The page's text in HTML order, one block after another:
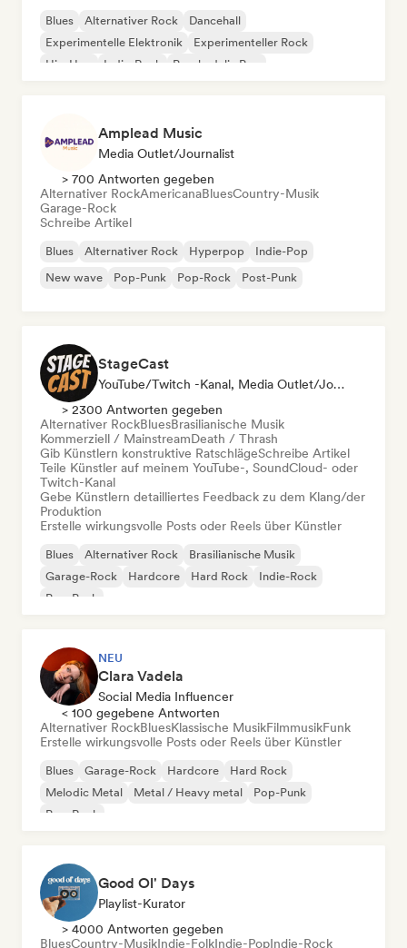
Blues Alternativer Rock
Dancehall
Experimentelle Elektronik
Experimenteller Rock
Hip-Hop
Indie-Rock Psychedelic Pop
Amplead Music
Media Outlet/Journalist
> 700 Antworten gegeben
Alternativer RockAmericanaBluesCountry-Musik
Garage-Rock
Schreibe Artikel
Blues Alternativer Rock Hyperpop
Indie-Pop
New wave
Pop-Punk Pop-Rock Post-Punk
StageCast
YouTube/Twitch -Kanal, Media Outlet/Journalist, Mentorin, Social Media Influencer, Sound Experte
> 2300 Antworten gegeben
Alternativer RockBluesBrasilianische Musik
Kommerziell / MainstreamDeath / Thrash
Gib Künstlern konstruktive RatschlägeSchreibe Artikel
Teile Künstler auf meinem YouTube-, SoundCloud- oder
Twitch-Kanal
Gebe Künstlern detailliertes Feedback zu dem Klang/der
Produktion
Erstelle wirkungsvolle Posts oder Reels über Künstler
Blues Alternativer Rock
Brasilianische Musik
Garage-Rock
Hardcore Hard Rock
Indie-Rock
Pop-Punk
NEU
Clara Vadela
Social Media Influencer
< 100 gegebene Antworten
Alternativer RockBluesKlassische MusikFilmmusikFunk
Erstelle wirkungsvolle Posts oder Reels über Künstler
Blues Garage-Rock Hardcore
Hard Rock
Melodic Metal
Metal / Heavy metal
Pop-Punk
Pop-Rock
Good Ol' Days
Playlist-Kurator
> 4000 Antworten gegeben
BluesCountry-MusikIndie-FolkIndie-PopIndie-Rock